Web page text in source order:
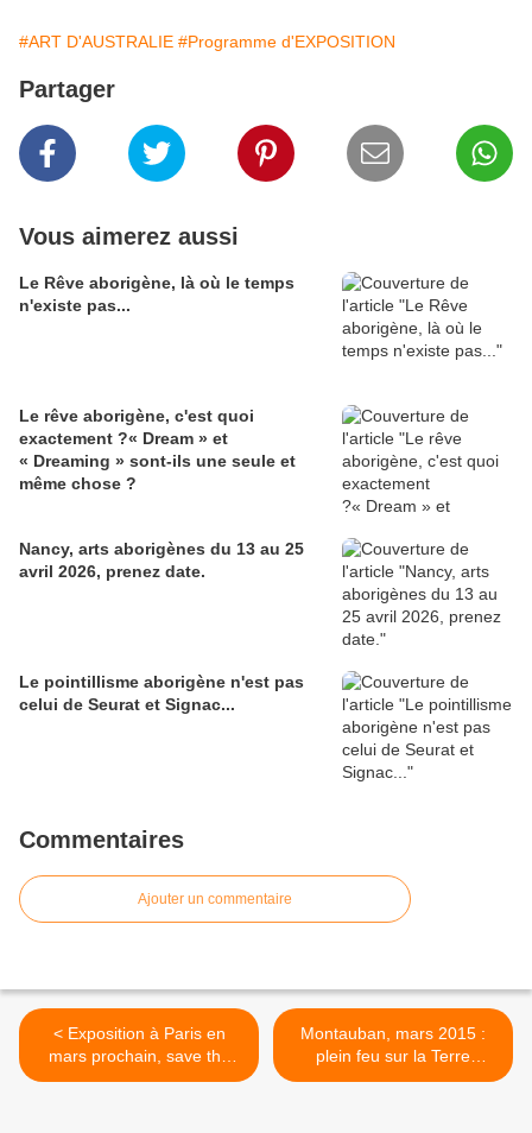
#ART D'AUSTRALIE #Programme d'EXPOSITION
Partager
Vous aimerez aussi
Le Rêve aborigène, là où le temps
n'existe pas...
Le rêve aborigène, c'est quoi
exactement ?« Dream » et
« Dreaming » sont-ils une seule et
même chose ?
Nancy, arts aborigènes du 13 au 25
avril 2026, prenez date.
Le pointillisme aborigène n'est pas
celui de Seurat et Signac...
Commentaires
Ajouter un commentaire
< Exposition à Paris en
mars prochain, save the
date du 24 au 29.
Montauban, mars 2015 :
plein feu sur la Terre
d'Arnhem >